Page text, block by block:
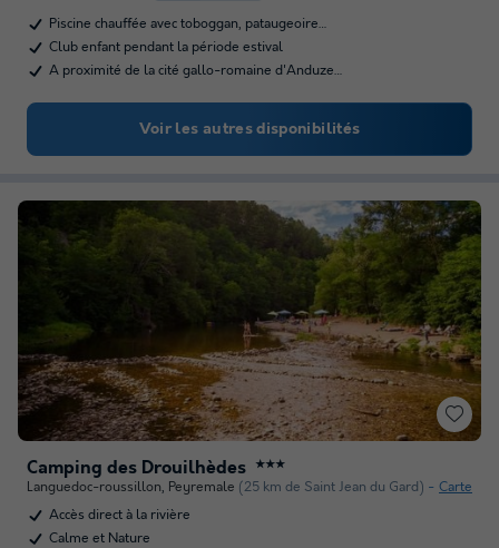
Piscine chauffée avec toboggan, pataugeoire…
Club enfant pendant la période estival
A proximité de la cité gallo-romaine d'Anduze…
Voir les autres disponibilités
Camping des Drouilhèdes ★★★
Languedoc-roussillon, Peyremale (25 km de Saint Jean du Gard)
Carte
Accès direct à la rivière
Calme et Nature